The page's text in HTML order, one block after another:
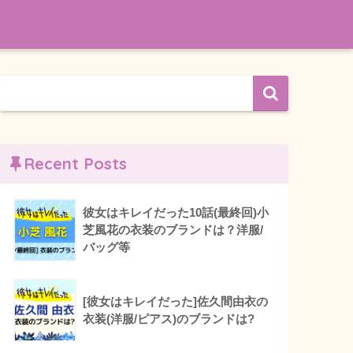
Recent Posts
彼女はキレイだった10話(最終回)小
芝風花の衣装のブランドは？洋服/
バッグ等
[彼女はキレイだった]佐久間由衣の
衣装(洋服/ピアス)のブランドは?